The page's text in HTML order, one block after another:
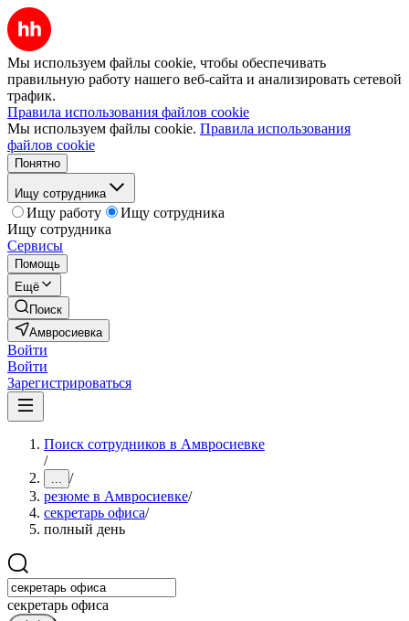
Мы используем файлы cookie, чтобы обеспечивать
правильную работу нашего веб-сайта и анализировать сетевой
трафик.
Правила использования файлов cookie
Мы используем файлы cookie. Правила использования
файлов cookie
Понятно
Ищу сотрудника
Ищу работу
Ищу сотрудника
Ищу сотрудника
Сервисы
Помощь
Ещё
Поиск
Амвросиевка
Войти
Войти
Зарегистрироваться
Поиск сотрудников в Амвросиевке
/
... /
резюме в Амвросиевке/
секретарь офиса/
полный день
секретарь офиса